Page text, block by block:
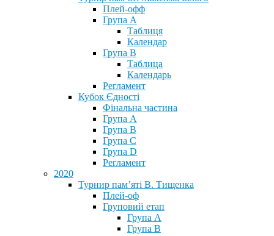
Плей-офф
Група А
Таблиця
Календар
Група В
Таблица
Календарь
Регламент
Кубок Єдності
Фінальна частина
Група А
Група В
Група С
Група D
Регламент
2020
Турнир пам’яті В. Тищенка
Плей-оф
Груповий етап
Група А
Група В